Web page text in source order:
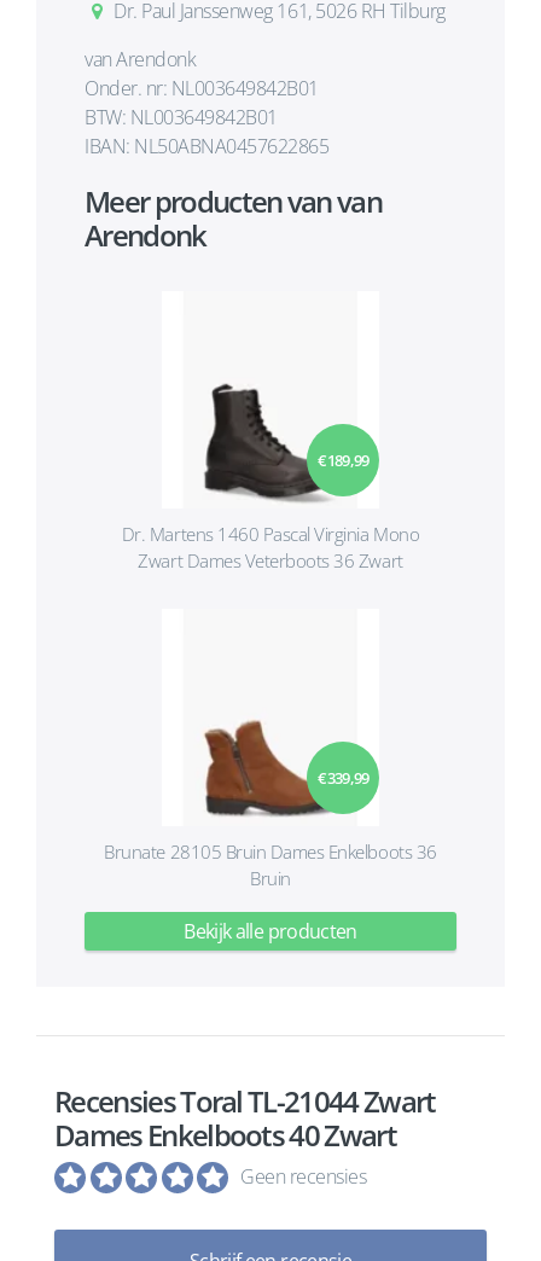
Dr. Paul Janssenweg 161, 5026 RH Tilburg
van Arendonk
Onder. nr: NL003649842B01
BTW: NL003649842B01
IBAN: NL50ABNA0457622865
Meer producten van van
Arendonk
€ 189,99
Dr. Martens 1460 Pascal Virginia Mono
Zwart Dames Veterboots 36 Zwart
€ 339,99
Brunate 28105 Bruin Dames Enkelboots 36
Bruin
Bekijk alle producten
Recensies Toral TL-21044 Zwart
Dames Enkelboots 40 Zwart
Geen recensies